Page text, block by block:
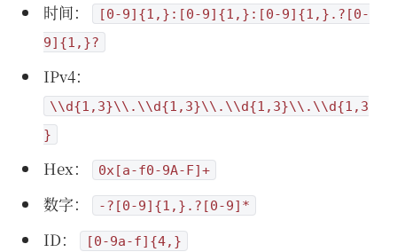
时间：
[0-9]{1,}:[0-9]{1,}:[0-9]{1,}.?[0-
9]{1,}?
IPv4：
\\d{1,3}\\.\\d{1,3}\\.\\d{1,3}\\.\\d{1,3
}
Hex： 0x[a-f0-9A-F]+
数字： -?[0-9]{1,}.?[0-9]*
ID： [0-9a-f]{4,}